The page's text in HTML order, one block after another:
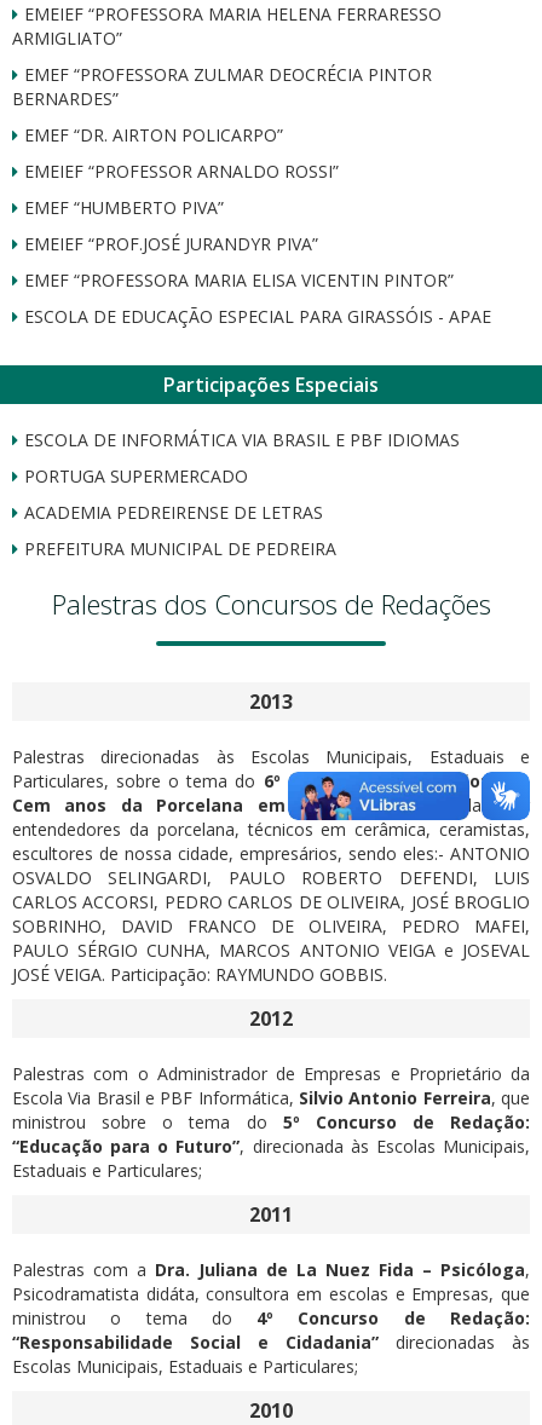
EMEIEF “PROFESSORA MARIA HELENA FERRARESSO
ARMIGLIATO”
EMEF “PROFESSORA ZULMAR DEOCRÉCIA PINTOR
BERNARDES”
EMEF “DR. AIRTON POLICARPO”
EMEIEF “PROFESSOR ARNALDO ROSSI”
EMEF “HUMBERTO PIVA”
EMEIEF “PROF.JOSÉ JURANDYR PIVA”
EMEF “PROFESSORA MARIA ELISA VICENTIN PINTOR”
ESCOLA DE EDUCAÇÃO ESPECIAL PARA GIRASSÓIS - APAE
Participações Especiais
ESCOLA DE INFORMÁTICA VIA BRASIL E PBF IDIOMAS
PORTUGA SUPERMERCADO
ACADEMIA PEDREIRENSE DE LETRAS
PREFEITURA MUNICIPAL DE PEDREIRA
Palestras dos Concursos de Redações
2013
Palestras direcionadas às Escolas Municipais, Estaduais e
Particulares, sobre o tema do 6º Concurso de Redação:- “Os
Cem anos da Porcelana em Pedreira”, ministradas por
entendedores da porcelana, técnicos em cerâmica, ceramistas,
escultores de nossa cidade, empresários, sendo eles:- ANTONIO
OSVALDO SELINGARDI, PAULO ROBERTO DEFENDI, LUIS
CARLOS ACCORSI, PEDRO CARLOS DE OLIVEIRA, JOSÉ BROGLIO
SOBRINHO, DAVID FRANCO DE OLIVEIRA, PEDRO MAFEI,
PAULO SÉRGIO CUNHA, MARCOS ANTONIO VEIGA e JOSEVAL
JOSÉ VEIGA. Participação: RAYMUNDO GOBBIS.
2012
Palestras com o Administrador de Empresas e Proprietário da
Escola Via Brasil e PBF Informática, Silvio Antonio Ferreira, que
ministrou sobre o tema do 5º Concurso de Redação:
“Educação para o Futuro”, direcionada às Escolas Municipais,
Estaduais e Particulares;
2011
Palestras com a Dra. Juliana de La Nuez Fida – Psicóloga,
Psicodramatista didáta, consultora em escolas e Empresas, que
ministrou o tema do 4º Concurso de Redação:
“Responsabilidade Social e Cidadania” direcionadas às
Escolas Municipais, Estaduais e Particulares;
2010